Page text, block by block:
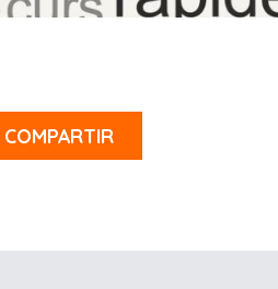
COMPARTIR